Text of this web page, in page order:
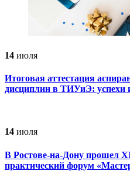
14 июля
Итоговая аттестация
дисциплин в ТИУиЭ: успехи
14 июля
В Ростове-на-Дону прошел
практический форум